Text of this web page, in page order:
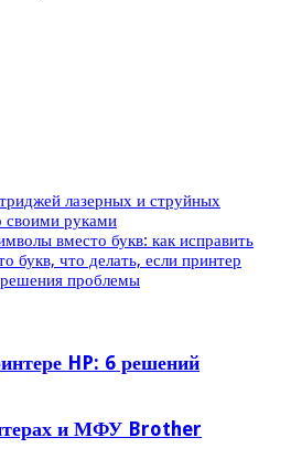
лазерных и струйных
своими руками
вместо букв: как исправить
букв, что делать, если принтер
проблемы
HP: 6 решений
и МФУ Brother